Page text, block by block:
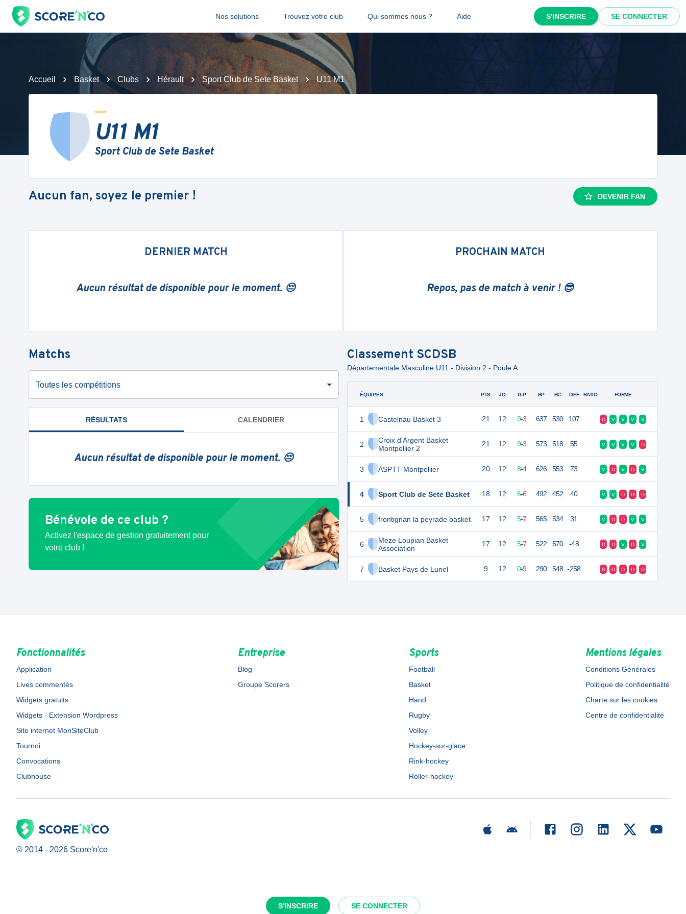
Nos solutions Trouvez votre club Qui sommes nous ? Aide S'INSCRIRE SE CONNECTER
S'INSCRIRE SE CONNECTER
Accueil Basket Clubs Hérault Sport Club de Sete Basket U11 M1
U11 M1
Sport Club de Sete Basket
Aucun fan, soyez le premier ! DEVENIR FAN
DERNIER MATCH
Aucun résultat de disponible pour le moment. 😔
PROCHAIN MATCH
Repos, pas de match à venir ! 😎
Matchs
Toutes les compétitions
RÉSULTATS CALENDRIER
Aucun résultat de disponible pour le moment. 😔
Bénévole de ce club ?
Activez l'espace de gestion gratuitement pour
votre club !
Classement SCDSB
Départementale Masculine U11 - Division 2 - Poule A
ÉQUIPES
1 Castelnau Basket 3
2
Croix d'Argent Basket
Montpellier 2
3 ASPTT Montpellier
4 Sport Club de Sete Basket
5 frontignan la peyrade basket
6
Meze Loupian Basket
Association
7 Basket Pays de Lunel
PTS JO G-P BP BC DIFF RATIO FORME
21 12 9-3 637 530 107 D V V V V
21 12 9-3 573 518 55 V V V V D
20 12 8-4 626 553 73 V D V D V
18 12 6-6 492 452 40 V V D D D
17 12 5-7 565 534 31 V D D V V
17 12 5-7 522 570 -48 D D V D V
9 12 0-9 290 548 -258 D D D D D
Fonctionnalités
Application
Lives commentés
Widgets gratuits
Widgets - Extension Wordpress
Site internet MonSiteClub
Tournoi
Convocations
Clubhouse
Entreprise
Blog
Groupe Scorers
Sports
Football
Basket
Hand
Rugby
Volley
Hockey-sur-glace
Rink-hockey
Roller-hockey
Mentions légales
Conditions Générales
Politique de confidentialité
Charte sur les cookies
Centre de confidentialité
© 2014 - 2026 Score'n'co